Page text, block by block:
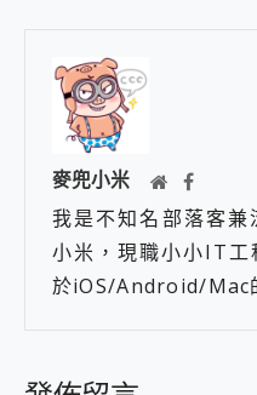
麥兜小米
我是不知名部落客
小米，現職小小IT工
於iOS/Android/Mac